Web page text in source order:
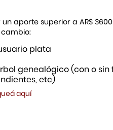
aporte superior a AR$
plata
genealógico (con o sin
etc)
aquí